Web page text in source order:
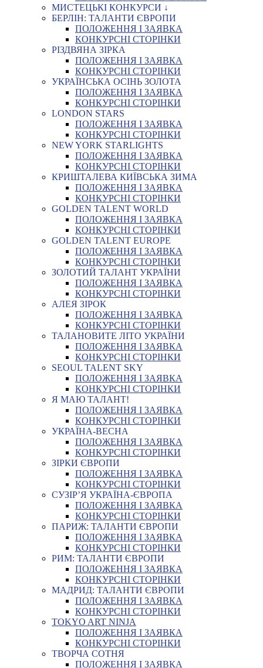
МИСТЕЦЬКІ КОНКУРСИ ↓
БЕРЛІН: ТАЛАНТИ ЄВРОПИ
ПОЛОЖЕННЯ І ЗАЯВКА
КОНКУРСНІ СТОРІНКИ
РІЗДВЯНА ЗІРКА
ПОЛОЖЕННЯ І ЗАЯВКА
КОНКУРСНІ СТОРІНКИ
УКРАЇНСЬКА ОСІНЬ ЗОЛОТА
ПОЛОЖЕННЯ І ЗАЯВКА
КОНКУРСНІ СТОРІНКИ
LONDON STARS
ПОЛОЖЕННЯ І ЗАЯВКА
КОНКУРСНІ СТОРІНКИ
NEW YORK STARLIGHTS
ПОЛОЖЕННЯ І ЗАЯВКА
КОНКУРСНІ СТОРІНКИ
КРИШТАЛЕВА КИЇВСЬКА ЗИМА
ПОЛОЖЕННЯ І ЗАЯВКА
КОНКУРСНІ СТОРІНКИ
GOLDEN TALENT WORLD
ПОЛОЖЕННЯ І ЗАЯВКА
КОНКУРСНІ СТОРІНКИ
GOLDEN TALENT EUROPE
ПОЛОЖЕННЯ І ЗАЯВКА
КОНКУРСНІ СТОРІНКИ
ЗОЛОТИЙ ТАЛАНТ УКРАЇНИ
ПОЛОЖЕННЯ І ЗАЯВКА
КОНКУРСНІ СТОРІНКИ
АЛЕЯ ЗІРОК
ПОЛОЖЕННЯ І ЗАЯВКА
КОНКУРСНІ СТОРІНКИ
ТАЛАНОВИТЕ ЛІТО УКРАЇНИ
ПОЛОЖЕННЯ І ЗАЯВКА
КОНКУРСНІ СТОРІНКИ
SEOUL TALENT SKY
ПОЛОЖЕННЯ І ЗАЯВКА
КОНКУРСНІ СТОРІНКИ
Я МАЮ ТАЛАНТ!
ПОЛОЖЕННЯ І ЗАЯВКА
КОНКУРСНІ СТОРІНКИ
УКРАЇНА-ВЕСНА
ПОЛОЖЕННЯ І ЗАЯВКА
КОНКУРСНІ СТОРІНКИ
ЗІРКИ ЄВРОПИ
ПОЛОЖЕННЯ І ЗАЯВКА
КОНКУРСНІ СТОРІНКИ
СУЗІР’Я УКРАЇНА-ЄВРОПА
ПОЛОЖЕННЯ І ЗАЯВКА
КОНКУРСНІ СТОРІНКИ
ПАРИЖ: ТАЛАНТИ ЄВРОПИ
ПОЛОЖЕННЯ І ЗАЯВКА
КОНКУРСНІ СТОРІНКИ
РИМ: ТАЛАНТИ ЄВРОПИ
ПОЛОЖЕННЯ І ЗАЯВКА
КОНКУРСНІ СТОРІНКИ
МАДРИД: ТАЛАНТИ ЄВРОПИ
ПОЛОЖЕННЯ І ЗАЯВКА
КОНКУРСНІ СТОРІНКИ
TOKYO ART NINJA
ПОЛОЖЕННЯ І ЗАЯВКА
КОНКУРСНІ СТОРІНКИ
ТВОРЧА СОТНЯ
ПОЛОЖЕННЯ І ЗАЯВКА